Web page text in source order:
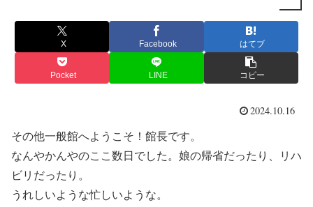
X Facebook はてブ
Pocket LINE コピー
2024.10.16
その他一般館へようこそ！館長です。
なんやかんやのここ数日でした。娘の帰省だったり、リハ
ビリだったり。
うれしいような忙しいような。